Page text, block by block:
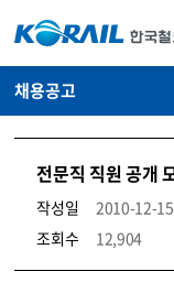
채용공고
전문직 직원 공개
작성일
2010-12-15
조회수
12,904
코레일소개_경영공시_채용공고 상세보기 – 내용, 파일, 담당자 연락처로 구성